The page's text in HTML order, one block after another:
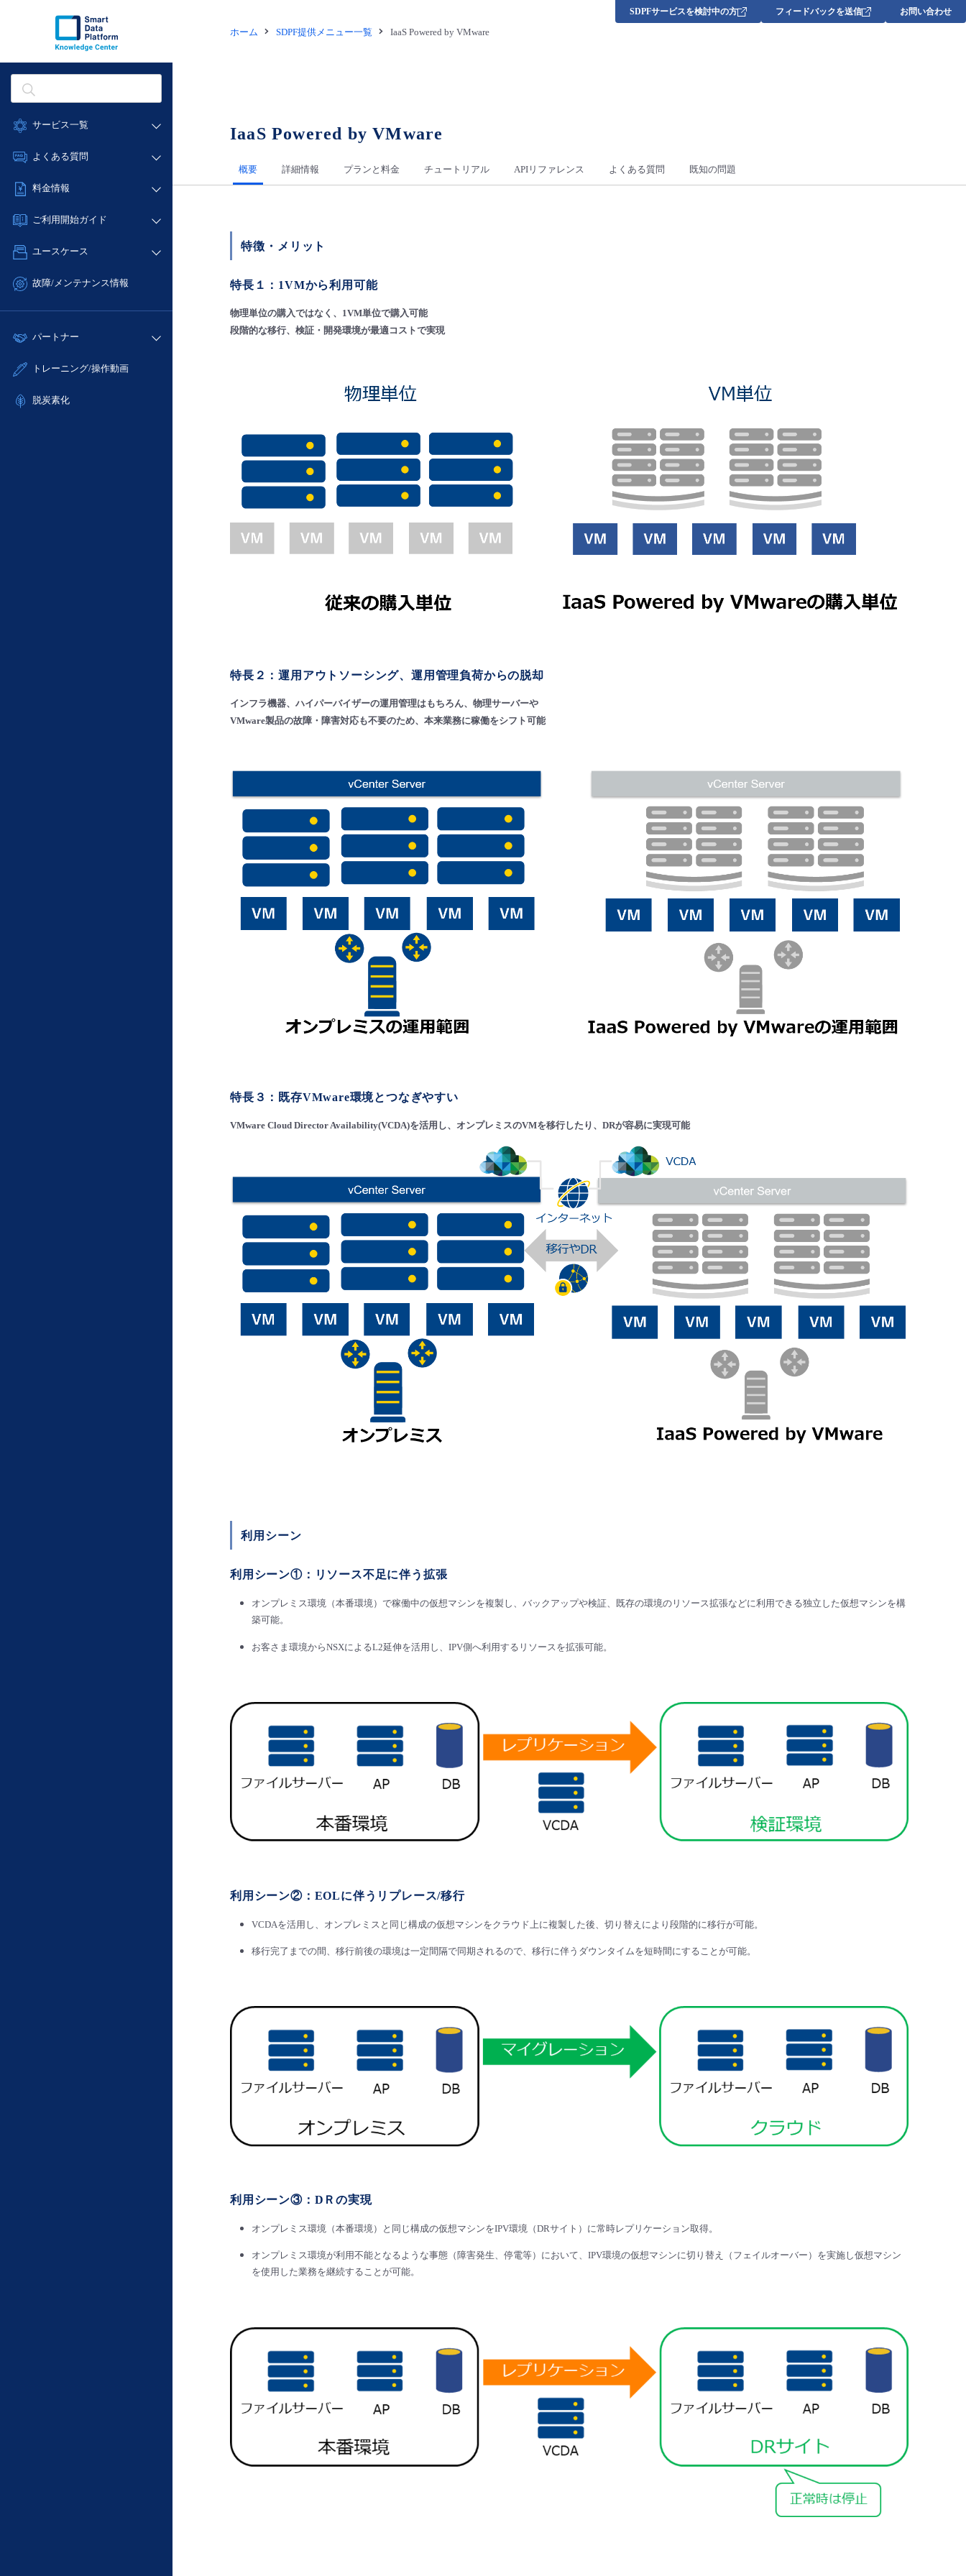
サービス一覧
データ利活用
ネットワーク
IoT
サポート
管理機能
よくある質問
データ利活用
ネットワーク
IoT
サポート
管理機能
すべてのメニューを見る
料金情報
料金シミュレーター
クラウド/サーバー
ネットワーク
サポート
すべてのメニューを見る
ご利用開始ガイド
■ 管理機能
- 初期設定・確認
- ユーザー機能の管理
- APIリファレンス
ユースケース
- バックアップ
- IoT
- ITインフラストラクチャー
故障/メンテナンス情報
サービス稼働状況
故障/メンテナンス履歴
定期メンテナンス
パートナー
販売パートナー向けプログラム
トレーニング/操作動画
脱炭素化
SDPFサービスを検討中の方 フィードバックを送信 お問い合わせ
ホーム SDPF提供メニュー一覧 IaaS Powered by VMware
IaaS Powered by VMware
概要 詳細情報 プランと料金 チュートリアル APIリファレンス よくある質問 既知の問題
特徴・メリット
特長１：1VMから利用可能
物理単位の購入ではなく、1VM単位で購入可能
段階的な移行、検証・開発環境が最適コストで実現
特長２：運用アウトソーシング、運用管理負荷からの脱却
インフラ機器、ハイパーバイザーの運用管理はもちろん、物理サーバーや
VMware製品の故障・障害対応も不要のため、本来業務に稼働をシフト可能
特長３：既存VMware環境とつなぎやすい
VMware Cloud Director Availability(VCDA)を活用し、オンプレミスのVMを移行したり、DRが容易に実現可能
利用シーン
利用シーン①：リソース不足に伴う拡張
オンプレミス環境（本番環境）で稼働中の仮想マシンを複製し、バックアップや検証、 既存の環境のリソース拡張などに利用できる独立した仮想マシンを構
築可能。
お客さま環境からNSXによるL2延伸を活用し、IPV側へ利用するリソースを拡張可能。
利用シーン②：EOLに伴うリプレース/移行
VCDAを活用し、オンプレミスと同じ構成の仮想マシンをクラウド上に複製した後、切り替えにより段階的に移行が可能。
移行完了までの間、移行前後の環境は一定間隔で同期されるので、移行に伴うダウンタイムを短時間にすることが可能。
利用シーン③：DＲの実現
オンプレミス環境（本番環境）と同じ構成の仮想マシンをIPV環境（DRサイト）に常時レプリケーション取得。
オンプレミス環境が利用不能となるような事態（障害発生、停電等）において、IPV環境の仮想マシンに切り替え（フェイルオーバー）を実施し仮想マシン
を使用した業務を継続することが可能。